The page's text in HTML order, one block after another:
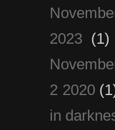
2023 (1)
2 2020
in